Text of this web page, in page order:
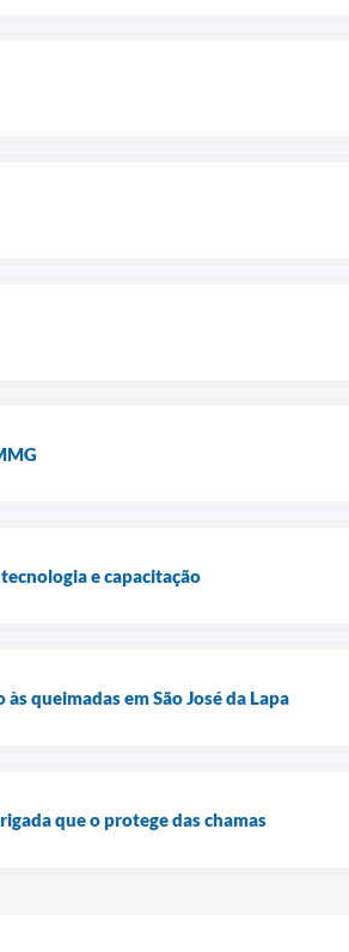
e capacitação
queimadas em São José da Lapa
que o protege das chamas